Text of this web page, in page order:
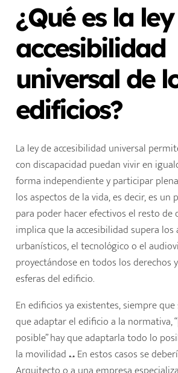
¿Qué es la
accesibilidad
universal de
edificios?
La ley de accesibilidad universal
con discapacidad puedan vivir en
forma independiente y participar
los aspectos de la vida, es decir, es
para poder hacer efectivos el resto de
implica que la accesibilidad supera
urbanísticos, el tecnológico o el
proyectándose en todos los derechos
esferas del edificio.
En edificios ya existentes, siempre
que adaptar el edificio a la normativa,
posible” hay que adaptarla todo lo
la movilidad...En estos casos se